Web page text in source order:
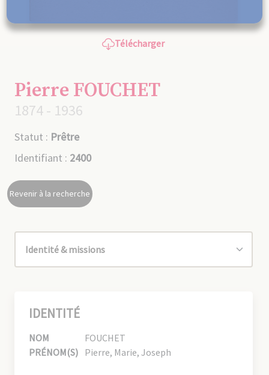
Télécharger
Pierre FOUCHET
1874 - 1936
Statut : Prêtre
Identifiant : 2400
Revenir à la recherche
IDENTITÉ
NOM
FOUCHET
PRÉNOM(S) Pierre, Marie, Joseph